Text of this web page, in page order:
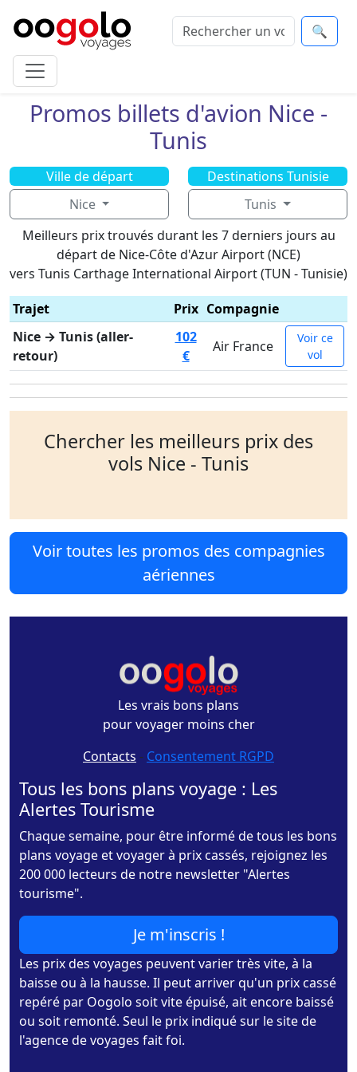
🔍
Promos billets d'avion Nice -
Tunis
Ville de départ
Nice
Destinations Tunisie
Tunis
Meilleurs prix trouvés durant les 7 derniers jours au
départ de Nice-Côte d'Azur Airport (NCE)
vers Tunis Carthage International Airport (TUN - Tunisie)
Trajet
Prix Compagnie
Nice → Tunis (aller-
retour)
102
€
Air France
Voir ce
vol
Chercher les meilleurs prix des
vols Nice - Tunis
Voir toutes les promos des compagnies
aériennes
Les vrais bons plans
pour voyager moins cher
Contacts - Consentement RGPD
Tous les bons plans voyage : Les
Alertes Tourisme
Chaque semaine, pour être informé de tous les bons
plans voyage et voyager à prix cassés, rejoignez les
200 000 lecteurs de notre newsletter "Alertes
tourisme".
Je m'inscris !
Les prix des voyages peuvent varier très vite, à la
baisse ou à la hausse. Il peut arriver qu'un prix cassé
repéré par Oogolo soit vite épuisé, ait encore baissé
ou soit remonté. Seul le prix indiqué sur le site de
l'agence de voyages fait foi.